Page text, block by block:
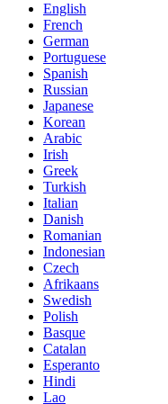
English
French
German
Portuguese
Spanish
Russian
Japanese
Korean
Arabic
Irish
Greek
Turkish
Italian
Danish
Romanian
Indonesian
Czech
Afrikaans
Swedish
Polish
Basque
Catalan
Esperanto
Hindi
Lao